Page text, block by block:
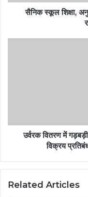
सैनिक स्कूल शिक्षा,
उर्वरक वितरण में
विक्रय
Related Articles